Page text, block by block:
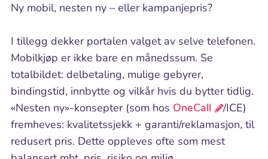
Ny mobil, nesten ny – eller kampanjepris?
I tillegg dekker portalen valget av selve telefonen.
Mobilkjøp er ikke bare en månedssum. Se
totalbildet: delbetaling, mulige gebyrer,
bindingstid, innbytte og vilkår hvis du bytter tidlig.
«Nesten ny»-konsepter (som hos OneCall
/ICE)
fremheves: kvalitetssjekk + garanti/reklamasjon, til
redusert pris. Dette oppleves ofte som mest